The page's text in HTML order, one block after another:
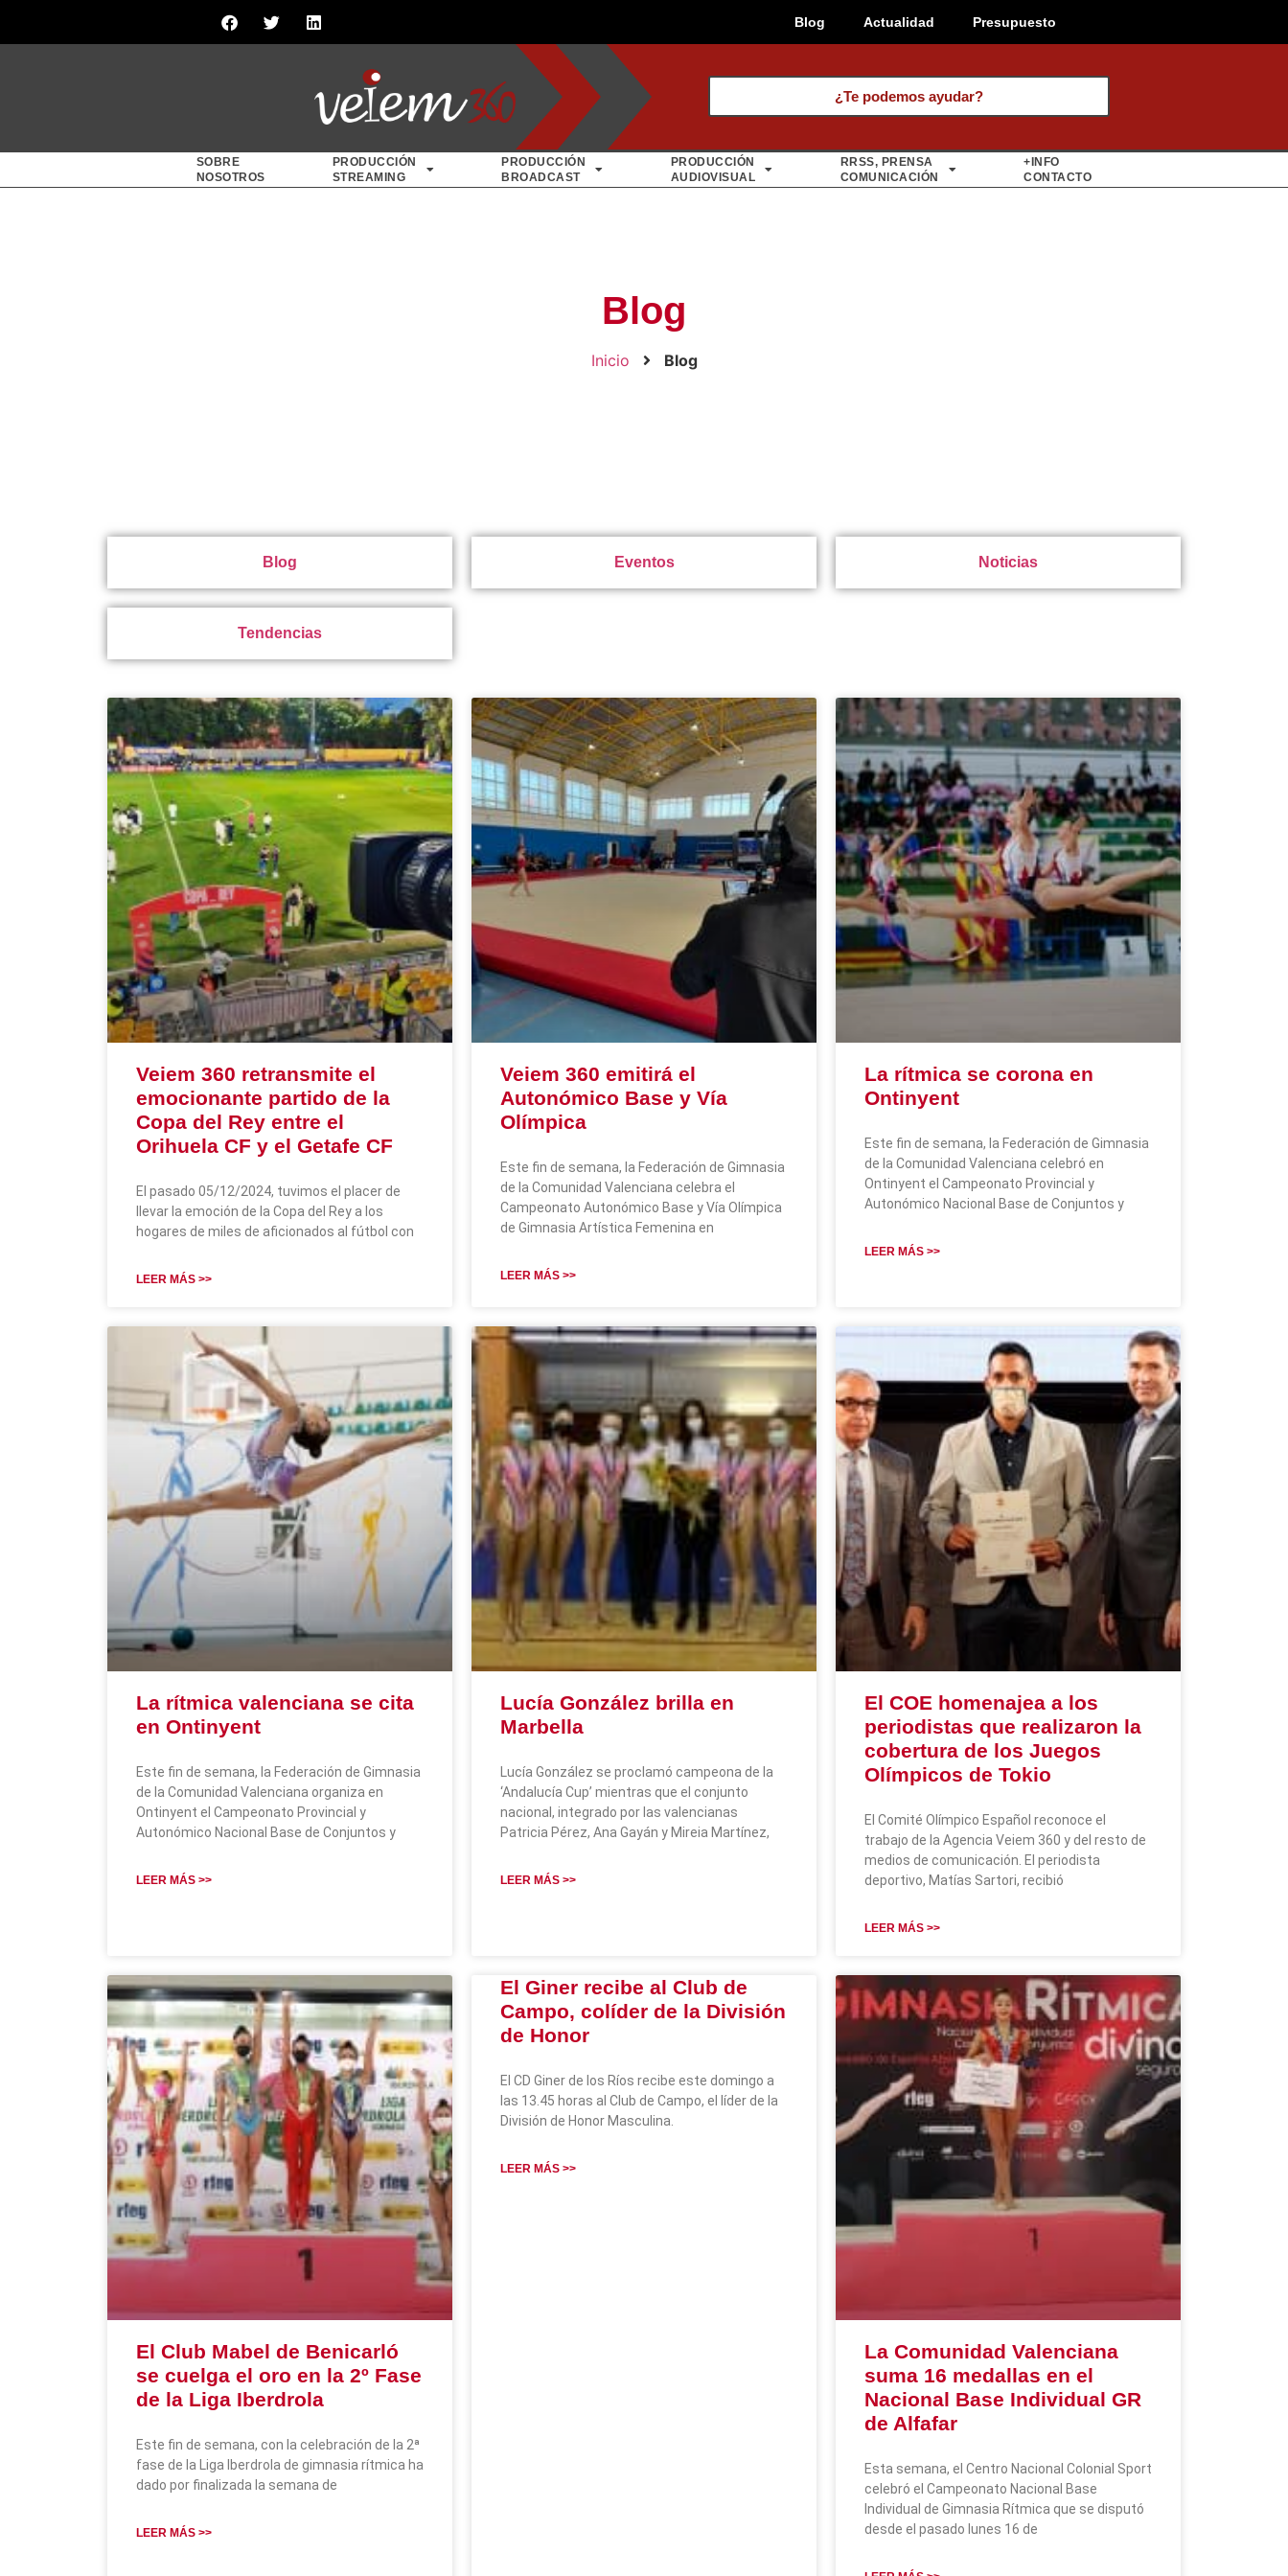
Blog Actualidad Presupuesto
¿Te podemos ayudar?
SOBRE
NOSOTROS
PRODUCCIÓN
STREAMING
PRODUCCIÓN
BROADCAST
PRODUCCIÓN
AUDIOVISUAL
RRSS, PRENSA
COMUNICACIÓN
+INFO
CONTACTO
Blog
Inicio Blog
Blog Eventos Noticias
Tendencias
Veiem 360 retransmite el
emocionante partido de la
Copa del Rey entre el
Orihuela CF y el Getafe CF
El pasado 05/12/2024, tuvimos el placer de
llevar la emoción de la Copa del Rey a los
hogares de miles de aficionados al fútbol con
LEER MÁS >>
Veiem 360 emitirá el
Autonómico Base y Vía
Olímpica
Este fin de semana, la Federación de Gimnasia
de la Comunidad Valenciana celebra el
Campeonato Autonómico Base y Vía Olímpica
de Gimnasia Artística Femenina en
LEER MÁS >>
La rítmica se corona en
Ontinyent
Este fin de semana, la Federación de Gimnasia
de la Comunidad Valenciana celebró en
Ontinyent el Campeonato Provincial y
Autonómico Nacional Base de Conjuntos y
LEER MÁS >>
La rítmica valenciana se cita
en Ontinyent
Este fin de semana, la Federación de Gimnasia
de la Comunidad Valenciana organiza en
Ontinyent el Campeonato Provincial y
Autonómico Nacional Base de Conjuntos y
LEER MÁS >>
Lucía González brilla en
Marbella
Lucía González se proclamó campeona de la
‘Andalucía Cup’ mientras que el conjunto
nacional, integrado por las valencianas
Patricia Pérez, Ana Gayán y Mireia Martínez,
LEER MÁS >>
El COE homenajea a los
periodistas que realizaron la
cobertura de los Juegos
Olímpicos de Tokio
El Comité Olímpico Español reconoce el
trabajo de la Agencia Veiem 360 y del resto de
medios de comunicación. El periodista
deportivo, Matías Sartori, recibió
LEER MÁS >>
El Club Mabel de Benicarló
se cuelga el oro en la 2º Fase
de la Liga Iberdrola
Este fin de semana, con la celebración de la 2ª
fase de la Liga Iberdrola de gimnasia rítmica ha
dado por finalizada la semana de
LEER MÁS >>
El Giner recibe al Club de
Campo, colíder de la División
de Honor
El CD Giner de los Ríos recibe este domingo a
las 13.45 horas al Club de Campo, el líder de la
División de Honor Masculina.
LEER MÁS >>
La Comunidad Valenciana
suma 16 medallas en el
Nacional Base Individual GR
de Alfafar
Esta semana, el Centro Nacional Colonial Sport
celebró el Campeonato Nacional Base
Individual de Gimnasia Rítmica que se disputó
desde el pasado lunes 16 de